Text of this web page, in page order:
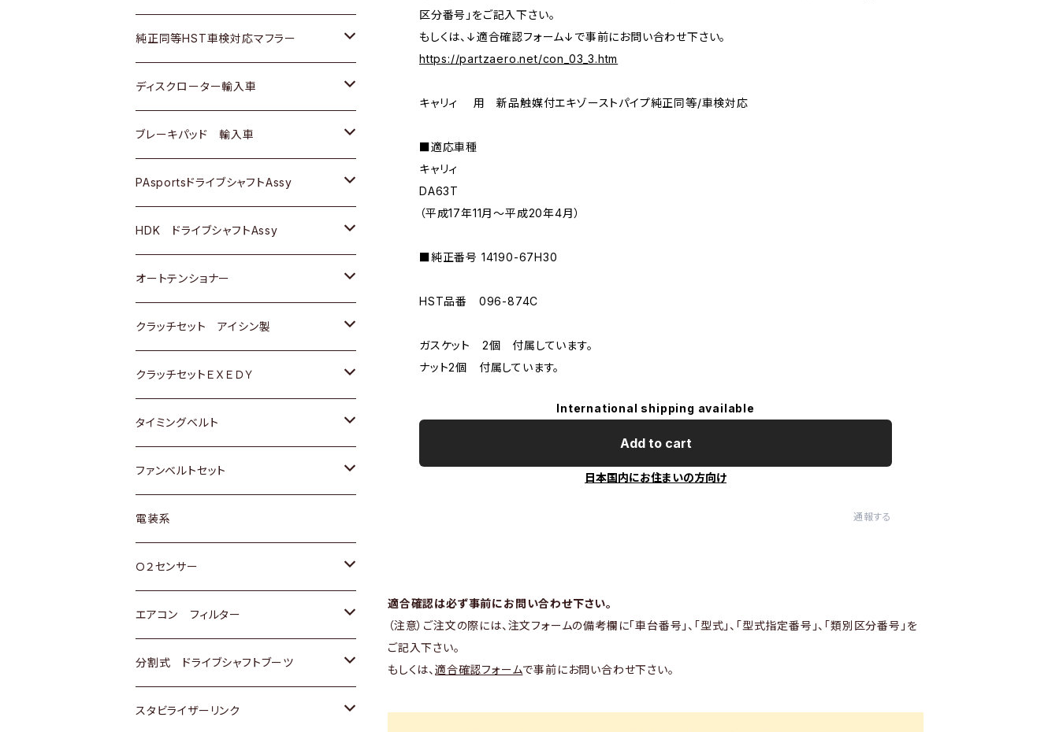
区分番号」をご記入下さい。
もしくは、↓適合確認フォーム↓で事前にお問い合わせ下さい。
https://partzaero.net/con_03_3.htm
キャリィ 用 新品触媒付エキゾーストパイプ純正同等/車検対応
■適応車種
キャリィ
DA63T
（平成17年11月〜平成20年4月）
■純正番号 14190-67H30
HST品番 096-874C
ガスケット 2個 付属しています。
ナット2個 付属しています。
International shipping available
Add to cart
日本国内にお住まいの方向け
通報する
適合確認は必ず事前にお問い合わせ下さい。
（注意）ご注文の際には、注文フォームの備考欄に「車台番号」、「型式」、「型式指定番号」、「類別区分番号」を
ご記入下さい。
もしくは、 適合確認フォームで事前にお問い合わせ下さい。
スバル
三菱
スバル
ダイハツ
マツダ
三菱
スバル
ＢＥＮＺ
ダイハツ
マツダ
三菱
スバル
いすゞ
ダイハツ
マツダ
三菱
スバル
スズキ
日産
ダイハツ
マツダ
三菱
スバル
ホンダ
スズキ
日産
ダイハツ
マツダ
三菱
スバル
ホンダ
スズキ
日産
ダイハツ
マツダ
三菱
スバル
純正同等HST車検対応マフラー
トヨタ
ホンダ
スズキ
日産
いすゞ
ダイハツ
マツダ
三菱
スバル
日野
ディスクローター輸入車
ＡＵＤＩ
ＢＥＮＺ
ＢＭＷ
GOLF
ＷＡＧＥＮ
アストロ（シボレー）
クライスラー
ブレーキパッド 輸入車
ＢＥＮＺ
ＢＭＷ
ＷＡＧＥＮ
ＶＯＬＶＯ
PAsportsドライブシャフトAssy
トヨタ
ホンダ
スズキ
日産
ダイハツ
マツダ
三菱
スバル
HDK ドライブシャフトAssy
スズキ
ダイハツ
日産
ホンダ
マツダ
オートテンショナー
トヨタ
クラッチセット アイシン製
ホンダ
スズキ
ダイハツ
マツダ
三菱
スバル
クラッチセットＥＸＥＤＹ
ホンダ
スズキ
日産
ダイハツ
マツダ
三菱
スバル
タイミングベルト
トヨタ
スズキ
ダイハツ
三菱
スバル
ファンベルトセット
トヨタ
ホンダ
スズキ
日産
いすゞ
電装系
Ｏ２センサー
トヨタ
ホンダ
スズキ
エアコン フィルター
トヨタ
ホンダ
分割式 ドライブシャフトブーツ
トヨタ
スタビライザーリンク